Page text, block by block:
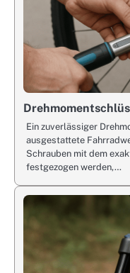
Ein zuverlässiger
ausgestattete
Schrauben mit dem
festgezogen werden,…